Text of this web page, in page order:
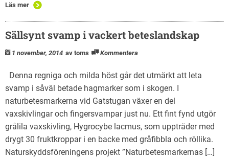
Läs mer
Sällsynt svamp i vackert beteslandskap
1 november, 2014 av toms Kommentera
Denna regniga och milda höst går det utmärkt att leta
svamp i såväl betade hagmarker som i skogen. I
naturbetesmarkerna vid Gatstugan växer en del
vaxskivlingar och fingersvampar just nu. Ett fint fynd utgör
grålila vaxskivling, Hygrocybe lacmus, som uppträder med
drygt 30 fruktkroppar i en backe med gråfibbla och röllika.
Naturskyddsföreningens projekt ”Naturbetesmarkernas […]